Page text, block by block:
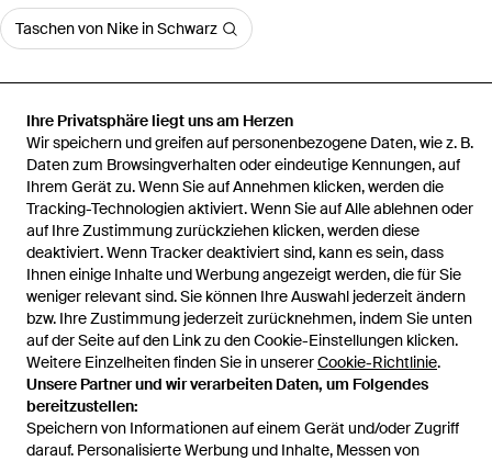
Ihre Privatsphäre liegt uns am Herzen
Wir speichern und greifen auf personenbezogene Daten, wie z. B.
Daten zum Browsingverhalten oder eindeutige Kennungen, auf
Ihrem Gerät zu. Wenn Sie auf Annehmen klicken, werden die
Tracking-Technologien aktiviert. Wenn Sie auf Alle ablehnen oder
auf Ihre Zustimmung zurückziehen klicken, werden diese
deaktiviert. Wenn Tracker deaktiviert sind, kann es sein, dass
Ihnen einige Inhalte und Werbung angezeigt werden, die für Sie
weniger relevant sind. Sie können Ihre Auswahl jederzeit ändern
bzw. Ihre Zustimmung jederzeit zurücknehmen, indem Sie unten
auf der Seite auf den Link zu den Cookie-Einstellungen klicken.
Weitere Einzelheiten finden Sie in unsererCookie-Richtlinie.
Unsere Partner und wir verarbeiten Daten, um Folgendes
bereitzustellen:
Speichern von Informationen auf einem Gerät und/oder Zugriff
darauf. Personalisierte Werbung und Inhalte, Messen von
Taschen von Nike in Schwarz
Startseite Herren Shopper Nike Shopper Canvas Tote Bag
Hilfe und Informationen